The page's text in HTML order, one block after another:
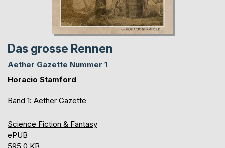
Das grosse Rennen
Aether Gazette Nummer 1
Horacio Stamford
Band 1: Aether Gazette
Science Fiction & Fantasy
ePUB